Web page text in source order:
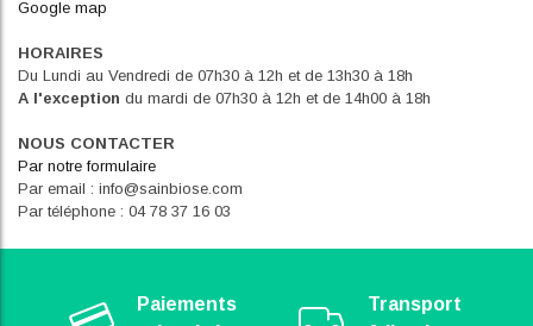
Google map
HORAIRES
Du Lundi au Vendredi de 07h30 à 12h et de 13h30 à 18h
A l'exception du mardi de 07h30 à 12h et de 14h00 à 18h
NOUS CONTACTER
Par notre formulaire
Par email : info@sainbiose.com
Par téléphone : 04 78 37 16 03
Paiements
Transport